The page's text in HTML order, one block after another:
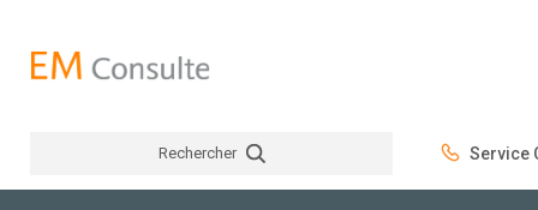
Rechercher Service